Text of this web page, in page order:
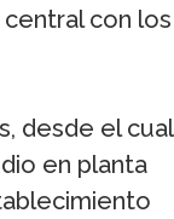
con los
desde el cual
en planta